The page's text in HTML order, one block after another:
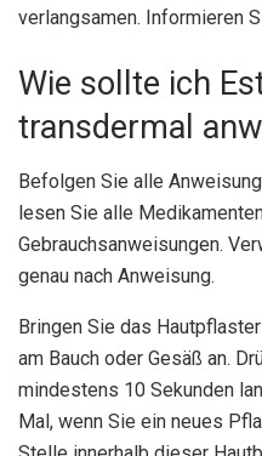
verlangsamen. Informieren
Wie sollte ich
transdermal
Befolgen Sie alle
lesen Sie alle
Gebrauchsanweisungen.
genau nach Anweisung.
Bringen Sie das
am Bauch oder Gesäß an.
mindestens 10 Sekunden
Mal, wenn Sie ein neues